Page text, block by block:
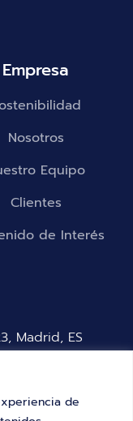
de
Empresa
Nosotros
Equipo
Clientes
de Interés
Madrid, ES